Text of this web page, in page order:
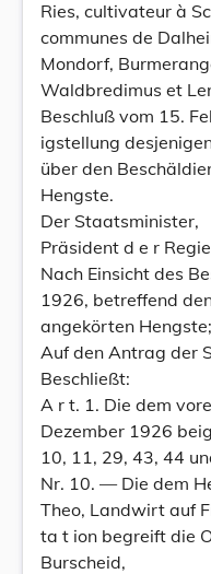
Ries, cultivateur à
communes de
Mondorf,
Waldbredimus et
Beschluß vom 15.
igstellung
über den
Hengste.
Der Staatsminister,
Präsident d e r
Nach Einsicht des
1926, betreffend
angekörten Hengste;
Auf den Antrag der
Beschließt:
A r t. 1. Die dem
Dezember 1926
10, 11, 29, 43, 44
Nr. 10. — Die dem
Theo, Landwirt auf
ta t ion begreift die
Burscheid,